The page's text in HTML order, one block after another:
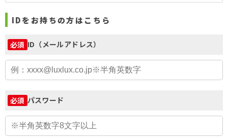
IDをお持ちの方はこちら
必須 ID（メールアドレス）
必須 パスワード